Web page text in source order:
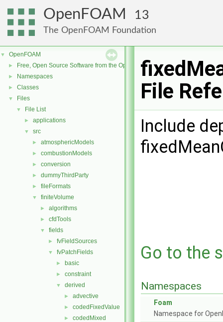
OpenFOAM 13
The OpenFOAM Foundation
▼ OpenFOAM
► Free, Open Source Software from the OpenFOAM Foundation
► Namespaces
► Classes
▼ Files
▼ File List
► applications
▼ src
► atmosphericModels
► combustionModels
► conversion
► dummyThirdParty
► fileFormats
▼ finiteVolume
► algorithms
► cfdTools
▼ fields
► fvFieldSources
▼ fvPatchFields
► basic
► constraint
▼ derived
► advective
► codedFixedValue
► codedMixed
File
Include
Go to the
Namespaces
Foam
Namespace for